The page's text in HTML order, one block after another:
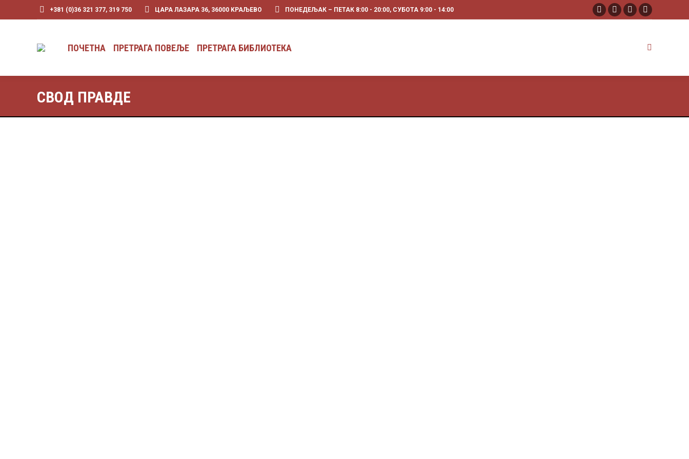
+381 (0)36 321 377, 319 750 ЦАРА ЛАЗАРА 36, 36000 KРАЉЕВО ПОНЕДЕЉАК – ПЕТАК 8:00 - 20:00, СУБОТА 9:00 - 14:00
ПОЧЕТНА ПРЕТРАГА ПОВЕЉЕ ПРЕТРАГА БИБЛИОТЕКА
СВОД ПРАВДЕ
ПОЧЕТНА ПРЕТРАГА ПОВЕЉЕ ПРЕТРАГА БИБЛИОТЕКА